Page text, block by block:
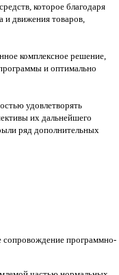
которое благодаря
и движения товаров,
комплексное решение,
и оптимально
удовлетворять
их дальнейшего
ряд дополнительных
сопровождение программно-